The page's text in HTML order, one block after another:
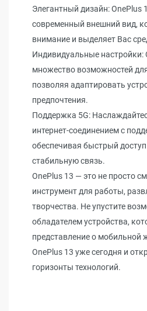
Элегантный дизайн: OnePlus
современный внешний вид,
внимание и выделяет Вас
Индивидуальные настройки:
множество возможностей
позволяя адаптировать
предпочтения.
Поддержка 5G:
интернет-соединением с
обеспечивая быстрый
стабильную связь.
OnePlus 13 — это не просто
инструмент для работы,
творчества. Не упустите
обладателем устройства,
представление о мобильной
OnePlus 13 уже сегодня и
горизонты технологий.